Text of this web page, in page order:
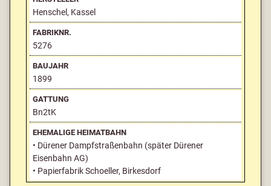
Henschel, Kassel
5276
1899
Bn2tK
• Dürener Dampfstraßenbahn (später Dürener
Eisenbahn AG)
• Papierfabrik Schoeller, Birkesdorf